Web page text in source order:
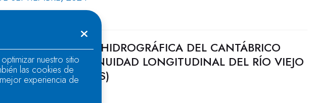
HIDROGRÁFICA DEL CANTÁBRICO
LA CONTINUIDAD LONGITUDINAL DEL RÍO VIEJO
(ASTURIAS)
nuestro sitio
las cookies de
experiencia de